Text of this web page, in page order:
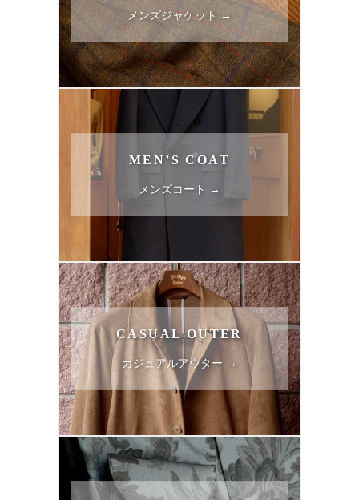
メンズジャケット →
MEN’S COAT
メンズコート →
CASUAL OUTER
カジュアルアウター →